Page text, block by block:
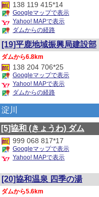
138 119 415*14
Googleマップで表示
Yahoo! MAPで表示
ダムからの経路
[19]平鹿地域振興局建設部
6.8km
138 204 706*25
Googleマップで表示
Yahoo! MAPで表示
ダムからの経路
淀川
[5]協和 (きょうわ) ダム
999 068 817*17
Googleマップで表示
Yahoo! MAPで表示
[20]協和温泉 四季の湯
5.6km